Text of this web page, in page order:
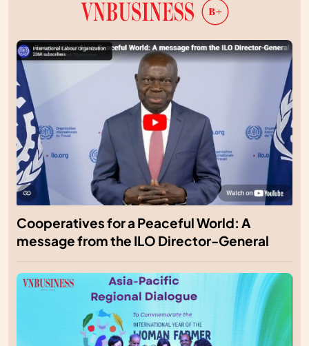
Cooperatives for a Peaceful World: A
message from the ILO Director-General